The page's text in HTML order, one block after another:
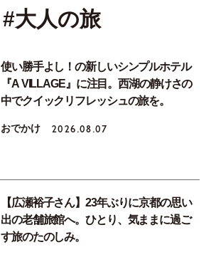
#大人の旅
使い勝手よし！の新しいシンプルホテル
『A VILLAGE』に注目。西湖の静けさの
中でクイックリフレッシュの旅を。
おでかけ 2026.08.07
【広瀬裕子さん】23年ぶりに京都の思い
出の老舗旅館へ。ひとり、気ままに過ご
す旅のたのしみ。